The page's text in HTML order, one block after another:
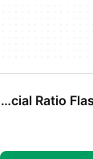
Financial Ratio Flashcards Analysis and Accounting